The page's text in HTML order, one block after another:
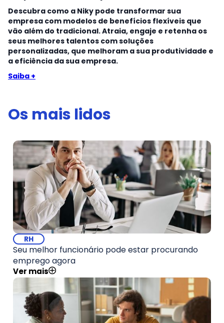
Descubra como a Niky pode transformar sua
empresa com modelos de benefícios flexíveis que
vão além do tradicional. Atraia, engaje e retenha os
seus melhores talentos com soluções
personalizadas, que melhoram a sua produtividade e
a eficiência da sua empresa.
Saiba +
Os mais lidos
RH
Seu melhor funcionário pode estar procurando
emprego agora
Ver mais